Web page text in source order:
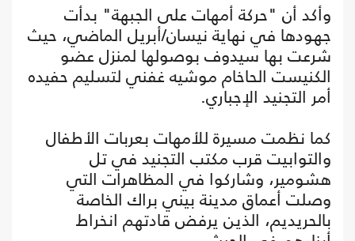
وأكد أن "حركة أمهات على الجبهة" بدأت
جهودها في نهاية نيسان/أبريل الماضي، حيث
شرعت بها سيدوف بوصولها لمنزل عضو
الكنيست الحاخام موشيه غفني لتسليم حفيده
أمر التجنيد الإجباري.
كما نظمت مسيرة للأمهات بعربات الأطفال
والتوابيت قرب مكتب التجنيد في تل
هشومير، وشاركوا في المظاهرات التي
وصلت أعماق مدينة بيني براك الخاصة
بالحريديم، الذين يرفض قادتهم انخراط